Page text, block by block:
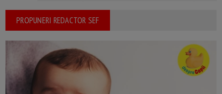
PROPUNERI REDACTOR SEF